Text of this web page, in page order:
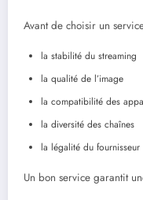
Avant de choisir un
la stabilité du streaming
la qualité de l’image
la compatibilité des
la diversité des chaînes
la légalité du fournisseur
Un bon service garantit